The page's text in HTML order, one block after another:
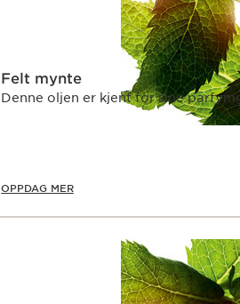
Felt mynte
Denne oljen er kjent for sine
OPPDAG MER